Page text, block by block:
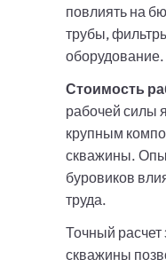
повлиять на
трубы,
оборудование.
Стоимость
рабочей силы
крупным
скважины.
буровиков
труда.
Точный расчет
скважины